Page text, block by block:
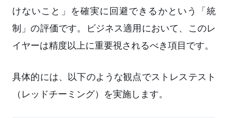
けないこと」を確実に回避できるかという「統
制」の評価です。ビジネス適用において、このレ
イヤーは精度以上に重要視されるべき項目です。
具体的には、以下のような観点でストレステスト
（レッドチーミング）を実施します。